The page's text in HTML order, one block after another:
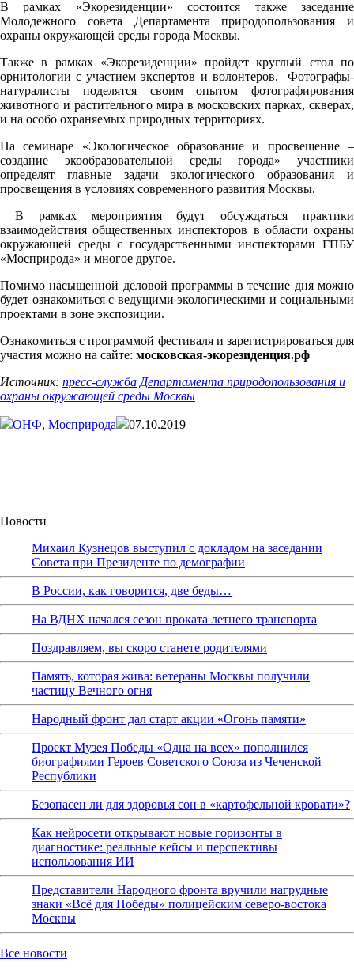
В рамках «Экорезиденции» состоится также заседание
Молодежного совета Департамента природопользования и
охраны окружающей среды города Москвы.
Также в рамках «Экорезиденции» пройдет круглый стол по
орнитологии с участием экспертов и волонтеров. Фотографы-
натуралисты поделятся своим опытом фотографирования
животного и растительного мира в московских парках, скверах,
и на особо охраняемых природных территориях.
На семинаре «Экологическое образование и просвещение –
создание экообразовательной среды города» участники
определят главные задачи экологического образования и
просвещения в условиях современного развития Москвы.
В рамках мероприятия будут обсуждаться практики
взаимодействия общественных инспекторов в области охраны
окружающей среды с государственными инспекторами ГПБУ
«Мосприрода» и многое другое.
Помимо насыщенной деловой программы в течение дня можно
будет ознакомиться с ведущими экологическими и социальными
проектами в зоне экспозиции.
Ознакомиться с программой фестиваля и зарегистрироваться для
участия можно на сайте: московская-экорезиденция.рф
Источник: пресс-служба Департамента природопользования и
охраны окружающей среды Москвы
ОНФ, Мосприрода 07.10.2019
Новости
Михаил Кузнецов выступил с докладом на заседании
Совета при Президенте по демографии
В России, как говорится, две беды…
На ВДНХ начался сезон проката летнего транспорта
Поздравляем, вы скоро станете родителями
Память, которая жива: ветераны Москвы получили
частицу Вечного огня
Народный фронт дал старт акции «Огонь памяти»
Проект Музея Победы «Одна на всех» пополнился
биографиями Героев Советского Союза из Чеченской
Республики
Безопасен ли для здоровья сон в «картофельной кровати»?
Как нейросети открывают новые горизонты в
диагностике: реальные кейсы и перспективы
использования ИИ
Представители Народного фронта вручили нагрудные
знаки «Всё для Победы» полицейским северо-востока
Москвы
Все новости